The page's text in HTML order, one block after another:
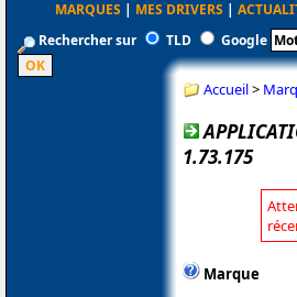
MARQUES | MES DRIVERS |
Rechercher sur
TLD Google
Accueil>
1.73.175
Marque